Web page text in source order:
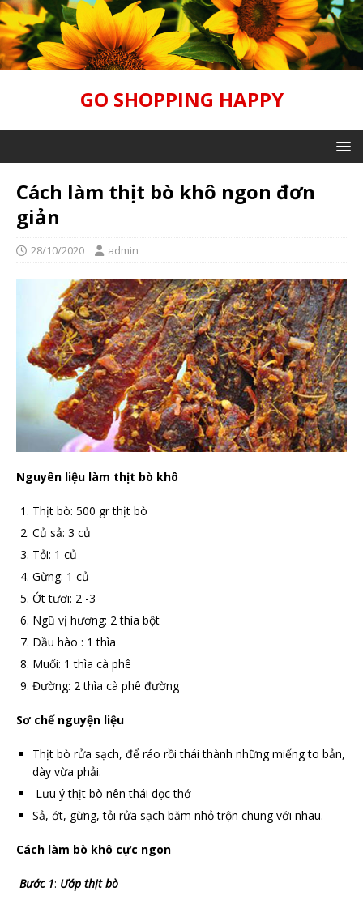
GO SHOPPING HAPPY
Cách làm thịt bò khô ngon đơn
giản
28/10/2020 admin
Nguyên liệu làm thịt bò khô
Thịt bò: 500 gr thịt bò
Củ sả: 3 củ
Tỏi: 1 củ
Gừng: 1 củ
Ớt tươi: 2 -3
Ngũ vị hương: 2 thìa bột
Dầu hào : 1 thìa
Muối: 1 thìa cà phê
Đường: 2 thìa cà phê đường
Sơ chế nguyện liệu
Thịt bò rửa sạch, để ráo rồi thái thành những miếng to bản,
dày vừa phải.
Lưu ý thịt bò nên thái dọc thớ
Sả, ớt, gừng, tỏi rửa sạch băm nhỏ trộn chung với nhau.
Cách làm bò khô cực ngon
Bước 1: Ướp thịt bò